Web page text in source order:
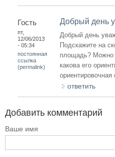
Гость
пт,
12/06/2013
- 05:34
постоянная
ссылка
(permalink)
Добрый день
Добрый день
Подскажите на
площадь? Можно
какова его
ответить
Добавить комментарий
Ваше имя